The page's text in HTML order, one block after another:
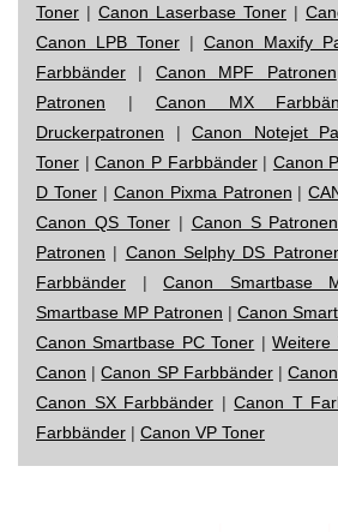
Toner | Canon Laserbase Toner |
Canon LPB Toner | Canon Maxify
Farbbänder | Canon MPF Patronen
Patronen | Canon MX
Druckerpatronen |Canon Notejet
Toner |Canon P Farbbänder| Canon
D Toner| Canon Pixma Patronen |
Canon QS Toner| Canon S Patronen
Patronen | Canon Selphy DS
Farbbänder |Canon Smartbase
Smartbase MP Patronen | Canon
Canon Smartbase PC Toner |Weitere
Canon |Canon SP Farbbänder|
Canon SX Farbbänder |Canon T
Farbbänder | Canon VP Toner